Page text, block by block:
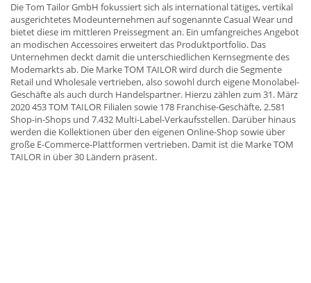
Die Tom Tailor GmbH fokussiert sich als international tätiges, vertikal
ausgerichtetes Modeunternehmen auf sogenannte Casual Wear und
bietet diese im mittleren Preissegment an. Ein umfangreiches Angebot
an modischen Accessoires erweitert das Produktportfolio. Das
Unternehmen deckt damit die unterschiedlichen Kernsegmente des
Modemarkts ab. Die Marke TOM TAILOR wird durch die Segmente
Retail und Wholesale vertrieben, also sowohl durch eigene Monolabel-
Geschäfte als auch durch Handelspartner. Hierzu zählen zum 31. März
2020 453 TOM TAILOR Filialen sowie 178 Franchise-Geschäfte, 2.581
Shop-in-Shops und 7.432 Multi-Label-Verkaufsstellen. Darüber hinaus
werden die Kollektionen über den eigenen Online-Shop sowie über
große E-Commerce-Plattformen vertrieben. Damit ist die Marke TOM
TAILOR in über 30 Ländern präsent.